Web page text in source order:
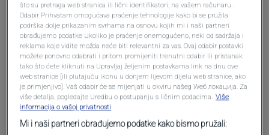
Oglas
što su pretraga web stranica ili lični identifikatori, na vašem računaru .
Odabir Prihvatam omogućava praćenje tehnologije kako bi se pružila
podrška dolje prikazanim svrhama na osnovu kojih mi i naši partneri
obrađujemo podatke Ukoliko je praćenje onemogućeno, neki od sadržaja i
reklama koje vidite možda neće biti relevantni za vas. Ovaj odabir postavki
možete ponovno odabrati i pritom promijeniti trenutni odabir ili pristanak
tako što ćete kliknuti na Upravljaj željenim postavkama link na dnu ove
web stranice [ili plutajuću ikonu u donjem lijevom dijelu web stranice, ako
je primjenjivo]. Vaš odabir će se mijenjati u okviru našeg Wеб локација. Za
više detalja, pogledajte Uredbu o postupanju s ličnim podacima. Više
informacija o vašoj privatnosti
Mi i naši partneri obrađujemo podatke kako bismo pružali: